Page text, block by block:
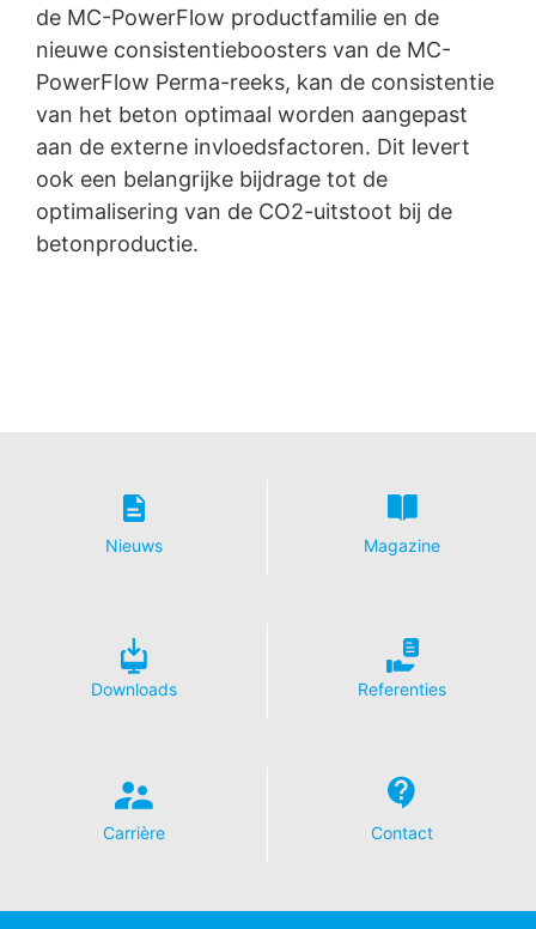
de MC-PowerFlow productfamilie en de
nieuwe consistentieboosters van de MC-
PowerFlow Perma-reeks, kan de consistentie
van het beton optimaal worden aangepast
aan de externe invloedsfactoren. Dit levert
ook een belangrijke bijdrage tot de
optimalisering van de CO2-uitstoot bij de
betonproductie.
Nieuws Magazine
Downloads Referenties
Carrière Contact